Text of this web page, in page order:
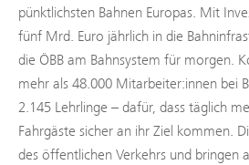
pünktlichsten Bahnen Europas. Mit
fünf Mrd. Euro jährlich in die
die ÖBB am Bahnsystem für morgen.
mehr als 48.000 Mitarbeiter:innen bei
2.145 Lehrlinge – dafür, dass täglich
Fahrgäste sicher an ihr Ziel kommen.
des öffentlichen Verkehrs und bringen